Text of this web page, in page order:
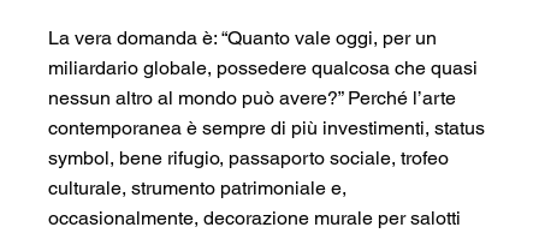
La vera domanda è: “Quanto vale oggi, per un
miliardario globale, possedere qualcosa che quasi
nessun altro al mondo può avere?” Perché l’arte
contemporanea è sempre di più investimenti, status
symbol, bene rifugio, passaporto sociale, trofeo
culturale, strumento patrimoniale e,
occasionalmente, decorazione murale per salotti